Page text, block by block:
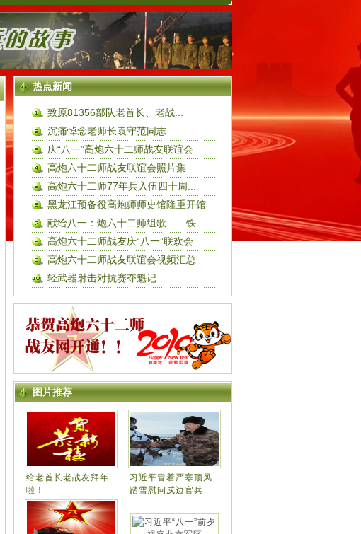
热点新闻
致原81356部队老首长、老战...
沉痛悼念老师长袁守范同志
庆“八一”高炮六十二师战友联谊会
高炮六十二师战友联谊会照片集
高炮六十二师77年兵入伍四十周...
黑龙江预备役高炮师师史馆隆重开馆
献给八一：炮六十二师组歌——铁...
高炮六十二师战友庆“八一”联欢会
高炮六十二师战友联谊会视频汇总
轻武器射击对抗赛夺魁记
图片推荐
给老首长老战友拜年
啦！
习近平冒着严寒顶风
踏雪慰问戍边官兵